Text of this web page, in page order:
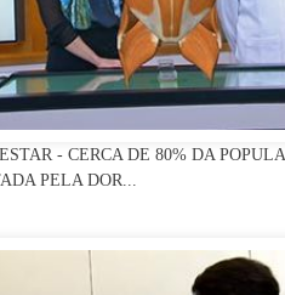
- CERCA DE 80% DA
PELA DOR...